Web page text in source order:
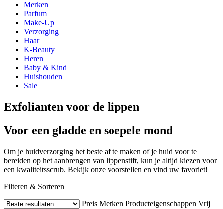
Merken
Parfum
Make-Up
Verzorging
Haar
K-Beauty
Heren
Baby & Kind
Huishouden
Sale
Exfolianten voor de lippen
Voor een gladde en soepele mond
Om je huidverzorging het beste af te maken of je huid voor te
bereiden op het aanbrengen van lippenstift, kun je altijd kiezen voor
een kwaliteitsscrub. Bekijk onze voorstellen en vind uw favoriet!
Filteren & Sorteren
Preis Merken Producteigenschappen Vrij